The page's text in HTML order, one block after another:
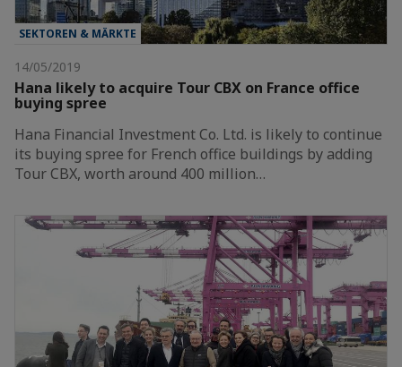
SEKTOREN & MÄRKTE
14/05/2019
Hana likely to acquire Tour CBX on France office
buying spree
Hana Financial Investment Co. Ltd. is likely to continue
its buying spree for French office buildings by adding
Tour CBX, worth around 400 million…